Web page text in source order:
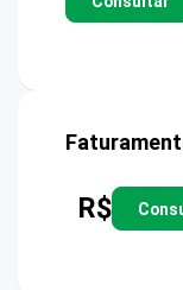
R$